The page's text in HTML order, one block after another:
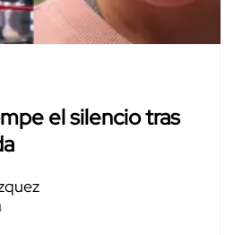
el silencio tras